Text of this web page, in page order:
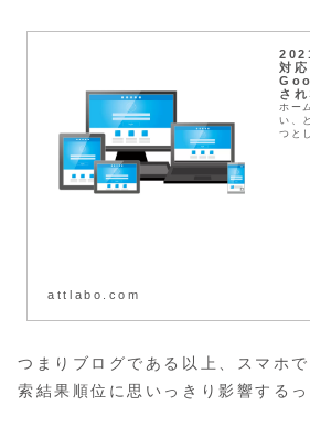
対
さ
ホー
い、
つと
attlabo.com
つまりブログである以上、スマホ
索結果順位に思いっきり影響するっ